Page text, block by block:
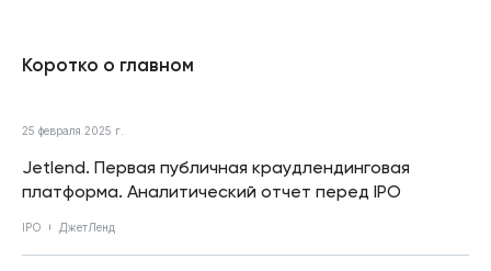
Коротко о главном
25 февраля 2025 г.
Jetlend. Первая публичная краудлендинговая
платформа. Аналитический отчет перед IPO
IPO ДжетЛенд